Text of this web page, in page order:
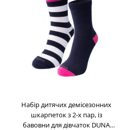
Набір дитячих демісезонних
шкарпеток з 2-х пар, із
бавовни для дівчаток DUNA